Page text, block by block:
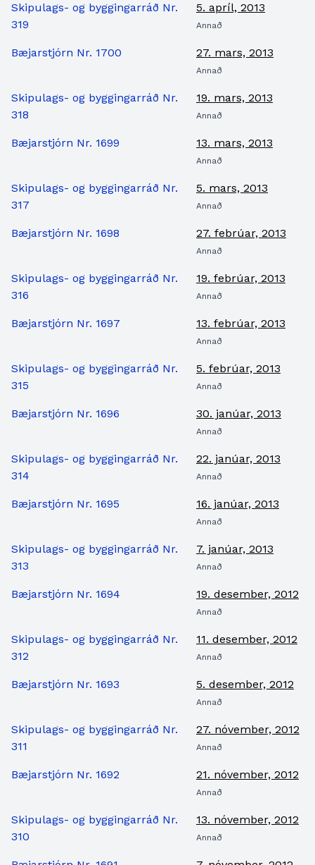
Skipulags- og byggingarráð Nr.
319
5. apríl, 2013
Annað
Bæjarstjórn Nr. 1700 27. mars, 2013
Annað
Skipulags- og byggingarráð Nr.
318
19. mars, 2013
Annað
Bæjarstjórn Nr. 1699 13. mars, 2013
Annað
Skipulags- og byggingarráð Nr.
317
5. mars, 2013
Annað
Bæjarstjórn Nr. 1698 27. febrúar, 2013
Annað
Skipulags- og byggingarráð Nr.
316
19. febrúar, 2013
Annað
Bæjarstjórn Nr. 1697 13. febrúar, 2013
Annað
Skipulags- og byggingarráð Nr.
315
5. febrúar, 2013
Annað
Bæjarstjórn Nr. 1696 30. janúar, 2013
Annað
Skipulags- og byggingarráð Nr.
314
22. janúar, 2013
Annað
Bæjarstjórn Nr. 1695 16. janúar, 2013
Annað
Skipulags- og byggingarráð Nr.
313
7. janúar, 2013
Annað
Bæjarstjórn Nr. 1694 19. desember, 2012
Annað
Skipulags- og byggingarráð Nr.
312
11. desember, 2012
Annað
Bæjarstjórn Nr. 1693 5. desember, 2012
Annað
Skipulags- og byggingarráð Nr.
311
27. nóvember, 2012
Annað
Bæjarstjórn Nr. 1692 21. nóvember, 2012
Annað
Skipulags- og byggingarráð Nr.
310
13. nóvember, 2012
Annað